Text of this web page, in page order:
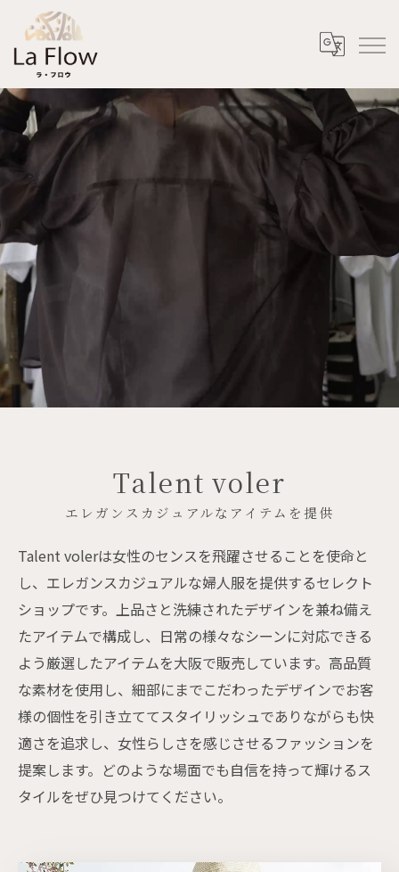
エレガンスカジュアルなアイテムを提供
Talent voler
Talent volerは女性のセンスを飛躍させることを使命と
し、エレガンスカジュアルな婦人服を提供するセレクト
ショップです。上品さと洗練されたデザインを兼ね備え
たアイテムで構成し、日常の様々なシーンに対応できる
よう厳選したアイテムを大阪で販売しています。高品質
な素材を使用し、細部にまでこだわったデザインでお客
様の個性を引き立ててスタイリッシュでありながらも快
適さを追求し、女性らしさを感じさせるファッションを
提案します。どのような場面でも自信を持って輝けるス
タイルをぜひ見つけてください。